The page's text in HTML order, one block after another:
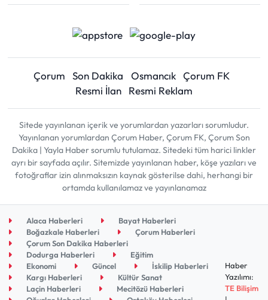
Çorum Son Dakika Osmancık Çorum FK
Resmi İlan
Resmi Reklam
Sitede yayınlanan içerik ve yorumlardan yazarları sorumludur.
Yayınlanan yorumlardan Çorum Haber, Çorum FK, Çorum Son
Dakika | Yayla Haber sorumlu tutulamaz. Sitedeki tüm harici linkler
ayrı bir sayfada açılır. Sitemizde yayınlanan haber, köşe yazıları ve
fotoğraflar izin alınmaksızın kaynak gösterilse dahi, herhangi bir
ortamda kullanılamaz ve yayınlanamaz
Alaca Haberleri
Bayat Haberleri
Boğazkale Haberleri
Çorum Haberleri
Çorum Son Dakika Haberleri
Dodurga Haberleri
Eğitim
Ekonomi
Güncel
İskilip Haberleri
Kargı Haberleri
Kültür Sanat
Laçin Haberleri
Mecitözü Haberleri
Haber
Yazılımı:
TE Bilişim